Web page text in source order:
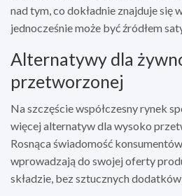
nad tym, co dokładnie znajduje się
jednocześnie może być źródłem
Alternatywy dla
przetworzonej
Na szczęście współczesny rynek
więcej alternatyw dla wysoko
Rosnąca świadomość
wprowadzają do swojej oferty
składzie, bez sztucznych